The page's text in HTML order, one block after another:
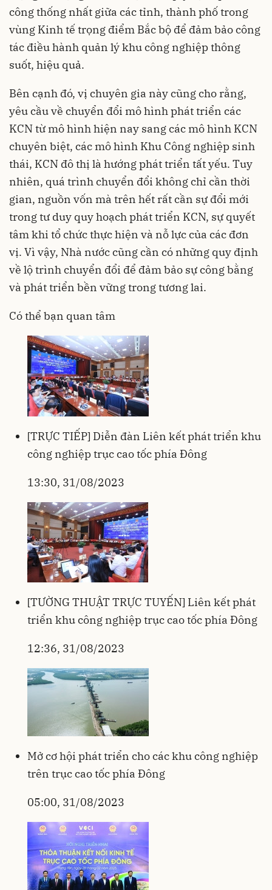
công thống nhất giữa các tỉnh, thành phố trong
vùng Kinh tế trọng điểm Bắc bộ để đảm bảo công
tác điều hành quản lý khu công nghiệp thông
suốt, hiệu quả.
Bên cạnh đó, vị chuyên gia này cũng cho rằng,
yêu cầu về chuyển đổi mô hình phát triển các
KCN từ mô hình hiện nay sang các mô hình KCN
chuyên biệt, các mô hình Khu Công nghiệp sinh
thái, KCN đô thị là hướng phát triển tất yếu. Tuy
nhiên, quá trình chuyển đổi không chỉ cần thời
gian, nguồn vốn mà trên hết rất cần sự đổi mới
trong tư duy quy hoạch phát triển KCN, sự quyết
tâm khi tổ chức thực hiện và nỗ lực của các đơn
vị. Vì vậy, Nhà nước cũng cần có những quy định
về lộ trình chuyển đổi để đảm bảo sự công bằng
và phát triển bền vững trong tương lai.
Có thể bạn quan tâm
[TRỰC TIẾP] Diễn đàn Liên kết phát triển khu
công nghiệp trục cao tốc phía Đông
13:30, 31/08/2023
[TƯỜNG THUẬT TRỰC TUYẾN] Liên kết phát
triển khu công nghiệp trục cao tốc phía Đông
12:36, 31/08/2023
Mở cơ hội phát triển cho các khu công nghiệp
trên trục cao tốc phía Đông
05:00, 31/08/2023